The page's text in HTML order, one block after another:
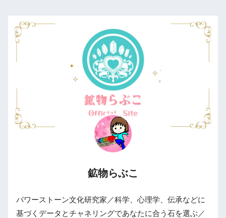
鉱物らぶこ
パワーストーン文化研究家／科学、心理学、伝承などに
基づくデータとチャネリングであなたに合う石を選ぶ／